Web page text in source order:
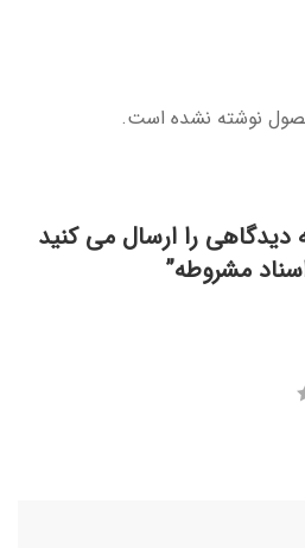
نوشته نشده است.
دیدگاهی را ارسال می کنید
مشروطه”